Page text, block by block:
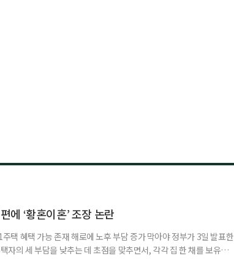
에 ‘황혼이혼’ 조장 논란
택 혜택 가능 존재 해로에 노후 부담 증가 막아야 정부가 3일 발표한
자의 세 부담을 낮추는 데 초점을 맞추면서, 각각 집 한 채를 보유한